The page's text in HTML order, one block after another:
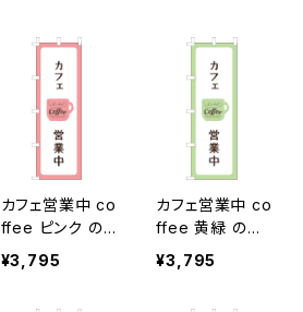
カフェ営業中 co
ffee ピンク の
ぼり旗
¥3,795
カフェ営業中 co
ffee 黄緑 のぼ
り旗
¥3,795